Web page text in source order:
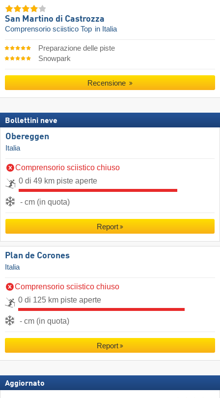
San Martino di Castrozza
Comprensorio sciistico Top in Italia
Preparazione delle piste
Snowpark
Recensione
Bollettini neve
Obereggen
Italia
Comprensorio sciistico chiuso
0 di 49 km piste aperte
- cm (in quota)
Report
Plan de Corones
Italia
Comprensorio sciistico chiuso
0 di 125 km piste aperte
- cm (in quota)
Report
Aggiornato